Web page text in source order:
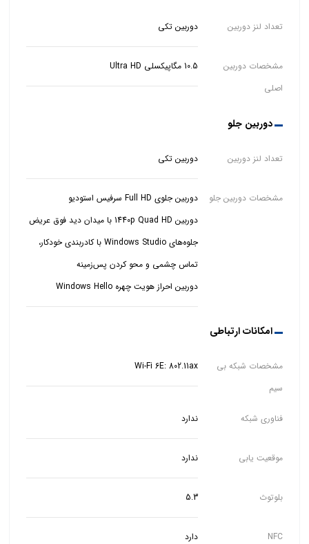
تعداد لنز دوربین دوربین تکی
مشخصات دوربین
اصلی
10.5 مگاپیکسلی Ultra HD
دوربین جلو
تعداد لنز دوربین دوربین تکی
مشخصات دوربین جلو
دوربین 1440p Quad HD با میدان دید فوق عریض
جلوه‌های Windows Studio با کادربندی خودکار،
تماس چشمی و محو کردن پس‌زمینه
دوربین احراز هویت چهره Windows Hello
امکانات ارتباطی
مشخصات شبکه بی
سیم
Wi-Fi 6E: 802.11ax
فناوری شبکه ندارد
موقعیت یابی ندارد
بلوتوث 5.3
NFC دارد